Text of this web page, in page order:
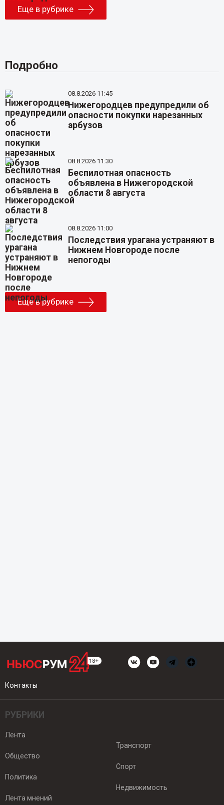
Еще в рубрике
Подробно
08.8.2026 11:45
Нижегородцев предупредили об
опасности покупки нарезанных
арбузов
08.8.2026 11:30
Беспилотная опасность
объявлена в Нижегородской
области 8 августа
08.8.2026 11:00
Последствия урагана устраняют в
Нижнем Новгороде после
непогоды
Еще в рубрике
Контакты
РУБРИКИ
Лента
Общество
Политика
Лента мнений
Транспорт
Спорт
Недвижимость